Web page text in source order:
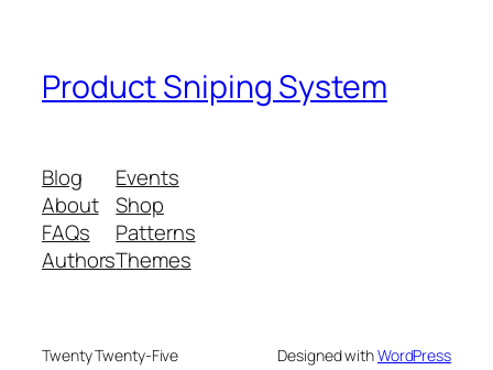
Product Sniping System
Blog
About
FAQs
Authors
Events
Shop
Patterns
Themes
Twenty Twenty-Five Designed withWordPress